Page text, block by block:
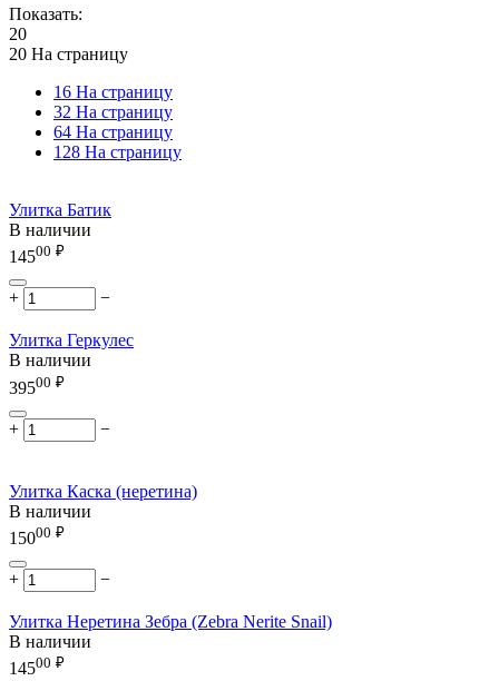
Показать:
20
20 На страницу
16 На страницу
32 На страницу
64 На страницу
128 На страницу
Улитка Батик
В наличии
14500 ₽
+ −
Улитка Геркулес
В наличии
39500 ₽
+ −
Улитка Каска (неретина)
В наличии
15000 ₽
+ −
Улитка Неретина Зебра (Zebra Nerite Snail)
В наличии
14500 ₽